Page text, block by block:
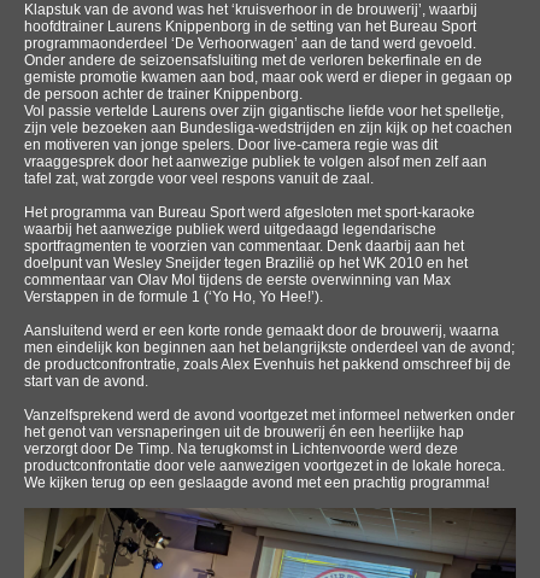
Klapstuk van de avond was het ‘kruisverhoor in de brouwerij’, waarbij
hoofdtrainer Laurens Knippenborg in de setting van het Bureau Sport
programmaonderdeel ‘De Verhoorwagen’ aan de tand werd gevoeld.
Onder andere de seizoensafsluiting met de verloren bekerfinale en de
gemiste promotie kwamen aan bod, maar ook werd er dieper in gegaan op
de persoon achter de trainer Knippenborg.
Vol passie vertelde Laurens over zijn gigantische liefde voor het spelletje,
zijn vele bezoeken aan Bundesliga-wedstrijden en zijn kijk op het coachen
en motiveren van jonge spelers. Door live-camera regie was dit
vraaggesprek door het aanwezige publiek te volgen alsof men zelf aan
tafel zat, wat zorgde voor veel respons vanuit de zaal.
Het programma van Bureau Sport werd afgesloten met sport-karaoke
waarbij het aanwezige publiek werd uitgedaagd legendarische
sportfragmenten te voorzien van commentaar. Denk daarbij aan het
doelpunt van Wesley Sneijder tegen Brazilië op het WK 2010 en het
commentaar van Olav Mol tijdens de eerste overwinning van Max
Verstappen in de formule 1 (‘Yo Ho, Yo Hee!’).
Aansluitend werd er een korte ronde gemaakt door de brouwerij, waarna
men eindelijk kon beginnen aan het belangrijkste onderdeel van de avond;
de productconfrontratie, zoals Alex Evenhuis het pakkend omschreef bij de
start van de avond.
Vanzelfsprekend werd de avond voortgezet met informeel netwerken onder
het genot van versnaperingen uit de brouwerij én een heerlijke hap
verzorgt door De Timp. Na terugkomst in Lichtenvoorde werd deze
productconfrontatie door vele aanwezigen voortgezet in de lokale horeca.
We kijken terug op een geslaagde avond met een prachtig programma!